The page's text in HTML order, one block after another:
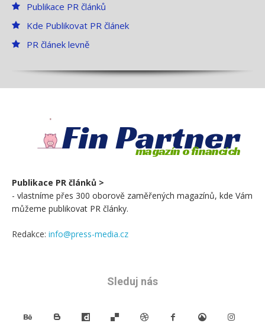
Publikace PR článků
Kde Publikovat PR článek
PR článek levně
Fin Partner
magazín o financích
Publikace PR článků >
- vlastníme přes 300 oborově zaměřených magazínů, kde Vám
můžeme publikovat PR články.
Redakce: info@press-media.cz
Sleduj nás